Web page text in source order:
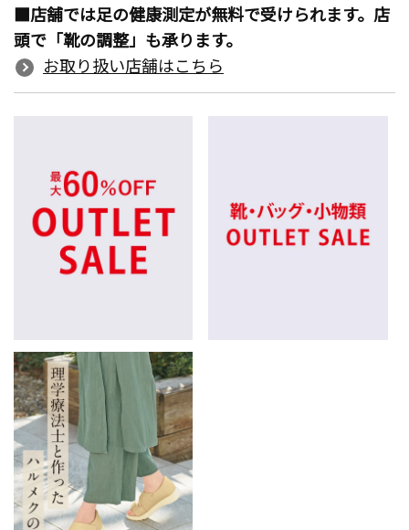
■店舗では足の健康測定が無料で受けられます。店
頭で「靴の調整」も承ります。
お取り扱い店舗はこちら